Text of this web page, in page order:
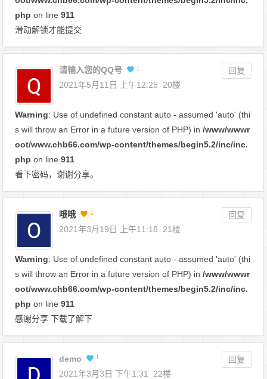
php on line911
滑动解锁才能提交
请输入您的QQ号 1
回复
2021年5月11日 上午12:25
20楼
Warning: Use of undefined constant auto - assumed 'auto' (thi
s will throw an Error in a future version of PHP) in/www/wwwr
oot/www.chb66.com/wp-content/themes/begin5.2/inc/inc.
php on line911
看下密码，谢谢分享。
哦哦 2
回复
2021年3月19日 上午11:18
21楼
Warning: Use of undefined constant auto - assumed 'auto' (thi
s will throw an Error in a future version of PHP) in/www/wwwr
oot/www.chb66.com/wp-content/themes/begin5.2/inc/inc.
php on line911
感谢分享 下载了解下
demo 1
回复
2021年3月3日 下午1:31
22楼